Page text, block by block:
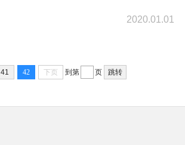
2020.01.01
41 42 下页 到第 页 跳转